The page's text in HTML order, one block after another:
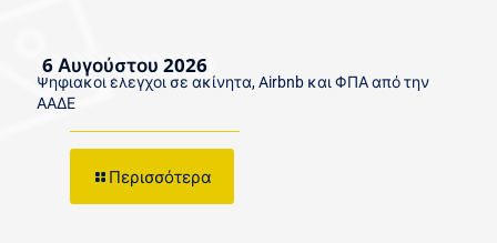
6 Αυγούστου 2026
Ψηφιακοί έλεγχοι σε ακίνητα, Airbnb και ΦΠΑ από την
ΑΑΔΕ
Περισσότερα